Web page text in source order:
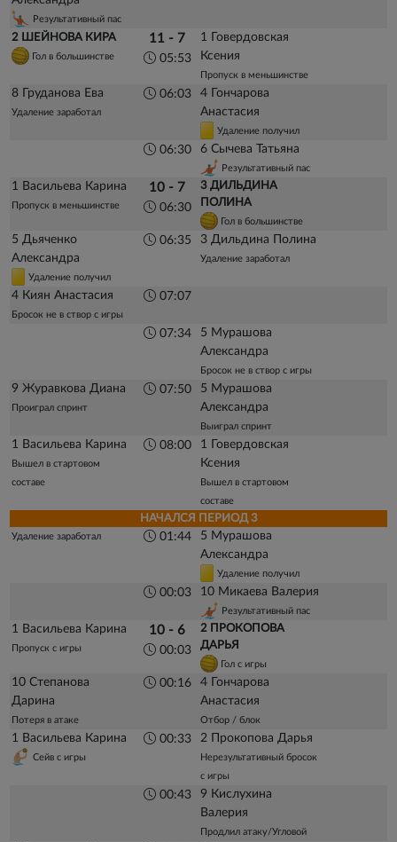
Результативный пас
2 ШЕЙНОВА КИРА
Гол в большинстве
11 - 7
05:53
1 Говердовская
Ксения
Пропуск в меньшинстве
8 Груданова Ева
Удаление заработал
06:03
4 Гончарова
Анастасия
Удаление получил
06:30 6 Сычева Татьяна
Результативный пас
1 Васильева Карина
Пропуск в меньшинстве
10 - 7
06:30
3 ДИЛЬДИНА
ПОЛИНА
Гол в большинстве
5 Дьяченко
Александра
Удаление получил
06:35 3 Дильдина Полина
Удаление заработал
4 Киян Анастасия
Бросок не в створ с игры
07:07
07:34
5 Мурашова
Александра
Бросок не в створ с игры
9 Журавкова Диана
Проиграл спринт
07:50
5 Мурашова
Александра
Выиграл спринт
1 Васильева Карина
Вышел в стартовом
составе
08:00
1 Говердовская
Ксения
Вышел в стартовом
составе
НАЧАЛСЯ ПЕРИОД 3
Удаление заработал 01:44
5 Мурашова
Александра
Удаление получил
00:03 10 Микаева Валерия
Результативный пас
1 Васильева Карина
Пропуск с игры
10 - 6
00:03
2 ПРОКОПОВА
ДАРЬЯ
Гол с игры
10 Степанова
Дарина
Потеря в атаке
00:16
4 Гончарова
Анастасия
Отбор / блок
1 Васильева Карина
Сейв с игры
00:33 2 Прокопова Дарья
Нерезультативный бросок
с игры
00:43
9 Кислухина
Валерия
Продлил атаку/Угловой